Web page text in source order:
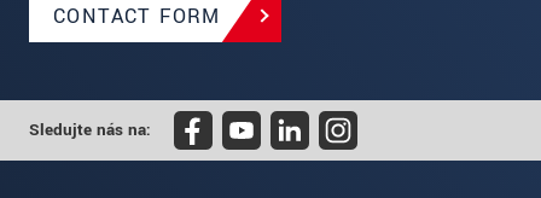
CONTACT FORM
Sledujte nás na: